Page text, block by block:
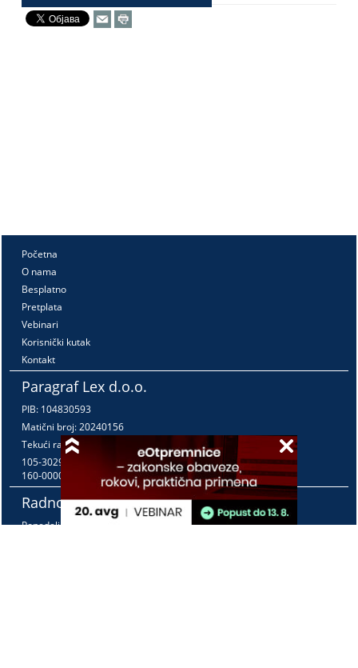
Početna
O nama
Besplatno
Pretplata
Vebinari
Korisnički kutak
Kontakt
Paragraf Lex d.o.o.
PIB: 104830593
Matični broj: 20240156
Tekući račun:
105-3029346-18
160-0000000380290-23
Radno vreme:
Ponedeljak - petak